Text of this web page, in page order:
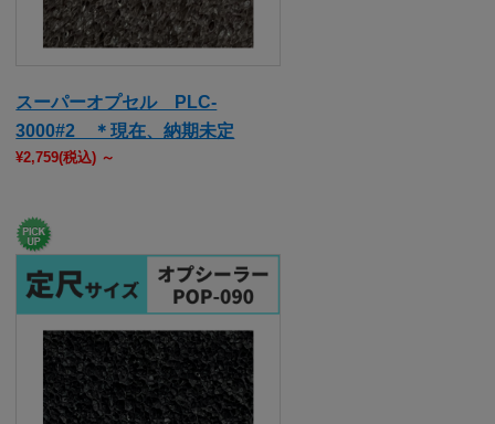
スーパーオプセル PLC-
3000#2 ＊現在、納期未定
¥2,759(税込) ～